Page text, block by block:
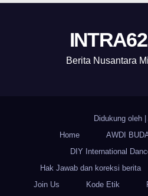
Berita Nusantara
Didukung oleh
Home
AWDI
DIY International
Hak Jawab dan koreksi berita
Join Us
Kode Etik